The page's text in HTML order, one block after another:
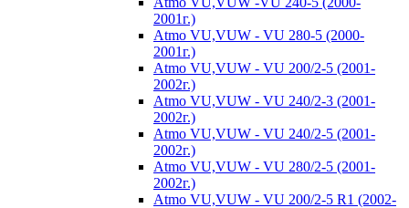
2001г.)
Atmo VU,VUW - VU 280-5 (2000-
2001г.)
Atmo VU,VUW - VU 200/2-5 (2001-
2002г.)
Atmo VU,VUW - VU 240/2-3 (2001-
2002г.)
Atmo VU,VUW - VU 240/2-5 (2001-
2002г.)
Atmo VU,VUW - VU 280/2-5 (2001-
2002г.)
Atmo VU,VUW - VU 200/2-5 R1 (2002-